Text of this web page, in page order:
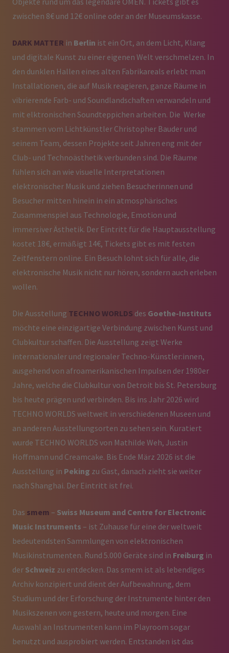
zwischen 8€ und 12€ online oder an der Museumskasse.
DARK MATTER in Berlin ist ein Ort, an dem Licht, Klang
und digitale Kunst zu einer eigenen Welt verschmelzen. In
den dunklen Hallen eines alten Fabrikareals erlebt man
Installationen, die auf Musik reagieren, ganze Räume in
vibrierende Farb- und Soundlandschaften verwandeln und
mit elktronischen Soundteppichen arbeiten. Die Werke
stammen vom Lichtkünstler Christopher Bauder und
seinem Team, dessen Projekte seit Jahren eng mit der
Club- und Technoästhetik verbunden sind. Die Räume
fühlen sich an wie visuelle Interpretationen
elektronischer Musik und ziehen Besucherinnen und
Besucher mitten hinein in ein atmosphärisches
Zusammenspiel aus Technologie, Emotion und
immersiver Ästhetik. Der Eintritt für die Hauptausstellung
kostet 18€, ermäßigt 14€, Tickets gibt es mit festen
Zeitfenstern online. Ein Besuch lohnt sich für alle, die
elektronische Musik nicht nur hören, sondern auch erleben
wollen.
Die Ausstellung TECHNO WORLDS des Goethe-Instituts
möchte eine einzigartige Verbindung zwischen Kunst und
Clubkultur schaffen. Die Ausstellung zeigt Werke
internationaler und regionaler Techno-Künstler:innen,
ausgehend von afroamerikanischen Impulsen der 1980er
Jahre, welche die Clubkultur von Detroit bis St. Petersburg
bis heute prägen und verbinden. Bis ins Jahr 2026 wird
TECHNO WORLDS weltweit in verschiedenen Museen und
an anderen Ausstellungsorten zu sehen sein. Kuratiert
wurde TECHNO WORLDS von Mathilde Weh, Justin
Hoffmann und Creamcake. Bis Ende März 2026 ist die
Ausstellung in Peking zu Gast, danach zieht sie weiter
nach Shanghai. Der Eintritt ist frei.
Das smem – Swiss Museum and Centre for Electronic
Music Instruments – ist Zuhause für eine der weltweit
bedeutendsten Sammlungen von elektronischen
Musikinstrumenten. Rund 5.000 Geräte sind in Freiburg in
der Schweiz zu entdecken. Das smem ist als lebendiges
Archiv konzipiert und dient der Aufbewahrung, dem
Studium und der Erforschung der Instrumente hinter den
Musikszenen von gestern, heute und morgen. Eine
Auswahl an Instrumenten kann im Playroom sogar
benutzt und ausprobiert werden. Entstanden ist das